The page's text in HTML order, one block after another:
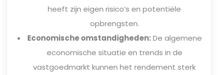
heeft zijn eigen risico’s en potentiële
opbrengsten.
Economische omstandigheden:De algemene
economische situatie en trends in de
vastgoedmarkt kunnen het rendement sterk